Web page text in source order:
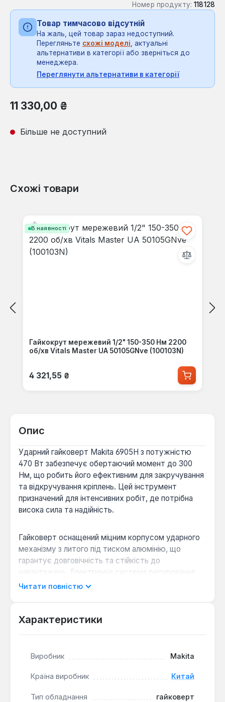
Номер продукту: 118128
Товар тимчасово відсутній
На жаль, цей товар зараз недоступний.
Перегляньте схожі моделі, актуальні
альтернативи в категорії або зверніться до
менеджера.
Переглянути альтернативи в категорії
Звичайна ціна:
11 330,00 ₴
Більше не доступний
Схожі товари
В наявності
Гайкокрут мережевий 1/2" 150-350 Нм 2200
об/хв Vitals Master UA 50105GNve (100103N)
Звичайна ціна:
4 321,55 ₴
Опис
Ударний гайковерт Makita 6905H з потужністю
470 Вт забезпечує обертаючий момент до 300
Нм, що робить його ефективним для закручування
та відкручування кріплень. Цей інструмент
призначений для інтенсивних робіт, де потрібна
висока сила та надійність.
Гайковерт оснащений міцним корпусом ударного
механізму з литого під тиском алюмінію, що
гарантує довговічність та стійкість до
навантажень. Електронна система регулювання
кількості обертів та функція реверсу дозволяють
видів оснастки. Кількість обертів досягає 2200 об/
Зручність експлуатації:Нековзна ручка з
та комфорт під час тривалої роботи.
Просте обслуговування:
Можливість заміни
Читати повністю
Характеристики
Виробник Makita
Країна виробник Китай
Тип обладнання гайковерт